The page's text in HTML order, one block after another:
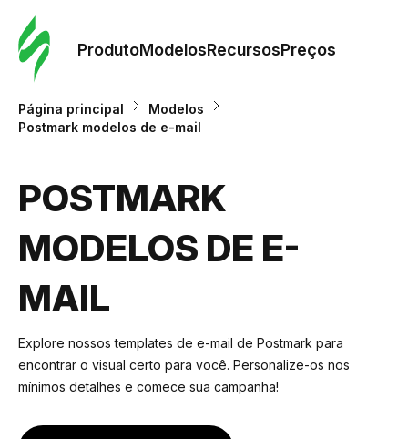
ProdutoModelosRecursosPreços
Página principal
Modelos
Postmark modelos de e-mail
POSTMARK
MODELOS DE E-
MAIL
Explore nossos templates de e-mail de Postmark para
encontrar o visual certo para você. Personalize-os nos
mínimos detalhes e comece sua campanha!